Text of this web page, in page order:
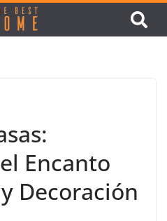
Encanto
Decoración